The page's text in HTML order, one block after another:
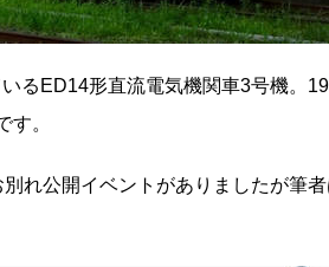
るED14形直流電気機関車3号機。
す。
れ公開イベントがありましたが筆